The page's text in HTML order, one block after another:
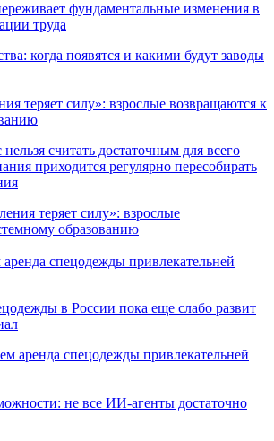
фундаментальные изменения в
труда
теряет силу»: взрослые возвращаются к
считать достаточным для всего
приходится регулярно пересобирать
спецодежды привлекательней
в России пока еще слабо развит
не все ИИ-агенты достаточно